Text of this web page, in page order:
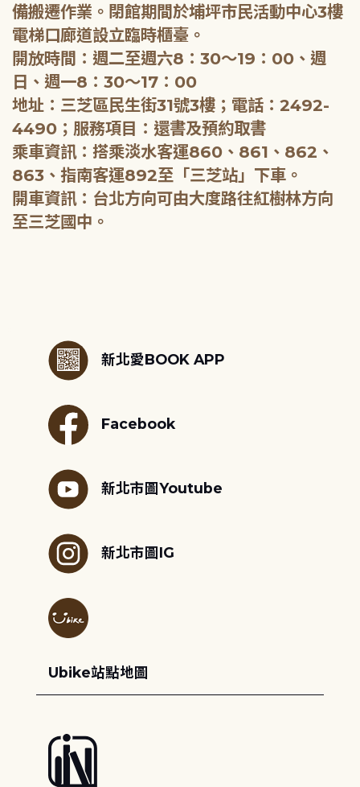
備搬遷作業。閉館期間於埔坪市民活動中心3樓
電梯口廊道設立臨時櫃臺。
開放時間：週二至週六8：30～19：00、週
日、週一8：30～17：00
地址：三芝區民生街31號3樓；電話：2492-
4490；服務項目：還書及預約取書
乘車資訊：搭乘淡水客運860、861、862、
863、指南客運892至「三芝站」下車。
開車資訊：台北方向可由大度路往紅樹林方向
至三芝國中。
新北愛BOOK APP
Facebook
新北市圖Youtube
新北市圖IG
Ubike站點地圖